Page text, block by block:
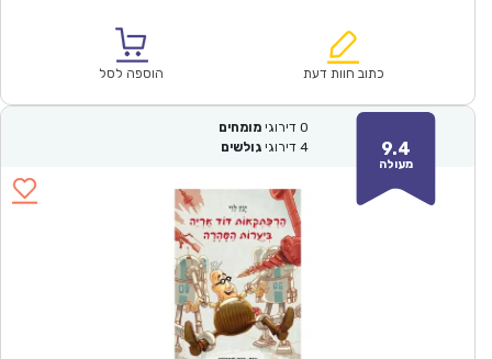
₪57.00.
הוא:
כתוב חוות דעת הוספה לסל
9.4
מעולה
0 דירוגי מומחים
4 דירוגי גולשים